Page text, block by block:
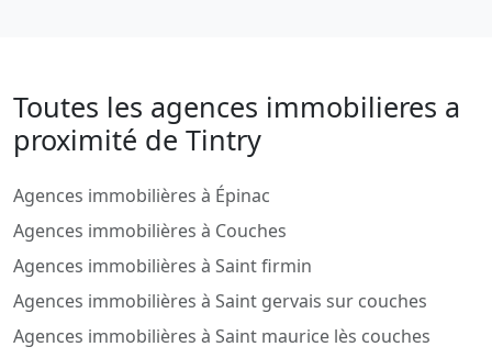
Toutes les agences immobilieres a
proximité de Tintry
Agences immobilières à Épinac
Agences immobilières à Couches
Agences immobilières à Saint firmin
Agences immobilières à Saint gervais sur couches
Agences immobilières à Saint maurice lès couches